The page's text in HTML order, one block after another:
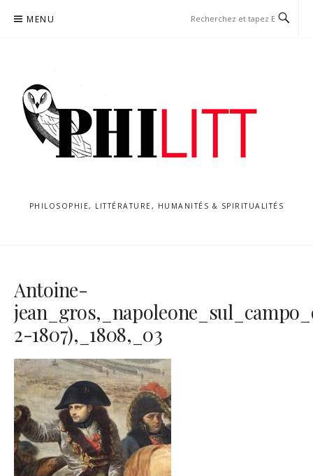
MENU
PHILOSOPHIE, LITTÉRATURE, HUMANITÉS & SPIRITUALITÉS
Antoine-
2-1807),_1808,_03